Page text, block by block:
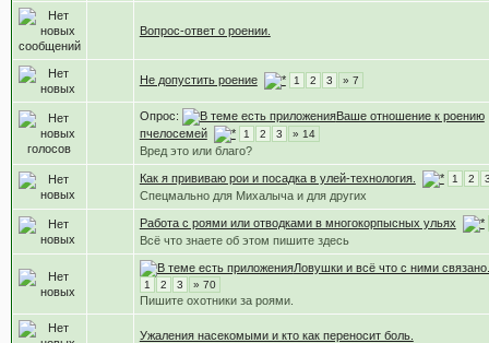
Вопрос-ответ о роении.
Не допустить роение 1 2 3 » 7
Опрос:
Ваше отношение к роению
пчелосемей
1 2 3 » 14
Вред это или благо?
Как я прививаю рои и посадка в улей-технология. 1 2
Спецмально для Михалыча и для других
Работа с роями или отводками в многокорпысных ульях
Всё что знаете об этом пишите здесь
Ловушки и всё что с ними связано.
1 2 3 » 70
Пишите охотники за роями.
Ужаления насекомыми и кто как переносит боль.